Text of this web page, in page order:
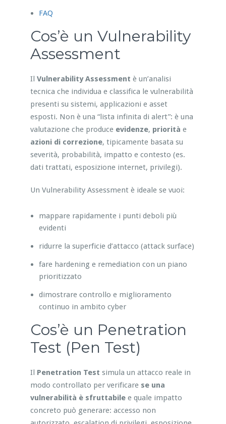
FAQ
Cos’è un Vulnerability
Assessment
Il Vulnerability Assessment è un’analisi
tecnica che individua e classifica le vulnerabilità
presenti su sistemi, applicazioni e asset
esposti. Non è una “lista infinita di alert”: è una
valutazione che produce evidenze, priorità e
azioni di correzione, tipicamente basata su
severità, probabilità, impatto e contesto (es.
dati trattati, esposizione internet, privilegi).
Un Vulnerability Assessment è ideale se vuoi:
mappare rapidamente i punti deboli più
evidenti
ridurre la superficie d’attacco (attack surface)
fare hardening e remediation con un piano
prioritizzato
dimostrare controllo e miglioramento
continuo in ambito cyber
Cos’è un Penetration
Test (Pen Test)
Il Penetration Test simula un attacco reale in
modo controllato per verificare se una
vulnerabilità è sfruttabilee quale impatto
concreto può generare: accesso non